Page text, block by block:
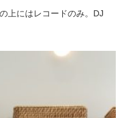
上にはレコードのみ。DJ